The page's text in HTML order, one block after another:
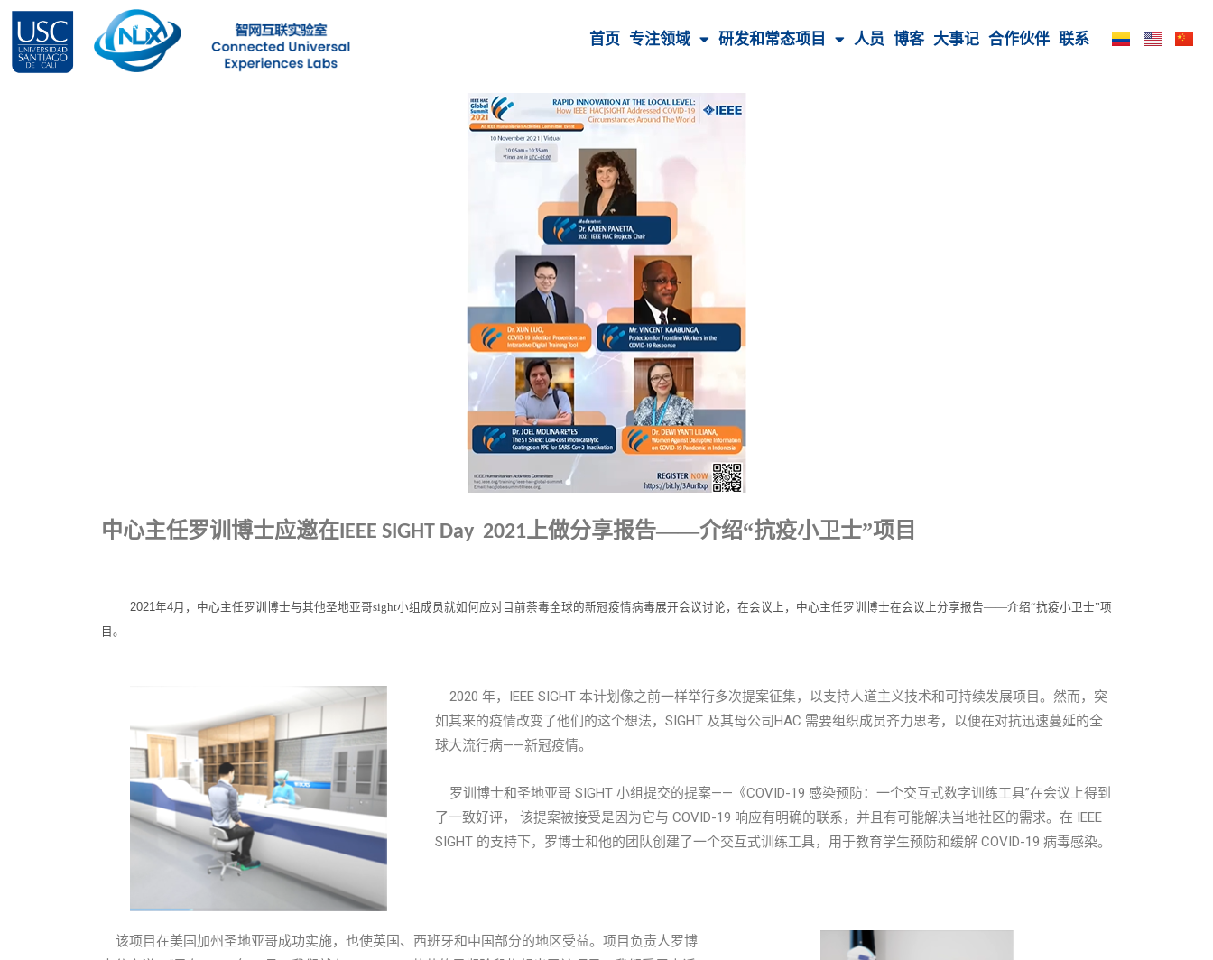
跳
首页 专注领域 研发和常态项目 人员 博客 大事记 合作伙伴 联系
中心主任罗训博士应邀在IEEE SIGHT Day 2021上做分享报告——介绍“抗疫小卫士”项目
2021年4月，中心主任罗训博士与其他圣地亚哥sight小组 成员就如何应对 目前荼毒全球的新冠疫情病毒展开会议讨论，在会议上，中心主任罗训博士在会议上分享报告——介绍“抗疫小卫士”项
目。
2020 年，IEEE SIGHT 本计划像之前一样举行多次提案征集，以支持人道主义技术和可持续发展项目。然而，突
如其来的疫情改变了他们的这个想法，SIGHT 及其母公司HAC 需要组织成员齐力思考，以便在对抗迅速蔓延的全
球大流行病——新冠疫情。
罗训博士和圣地亚哥 SIGHT 小组提交的提案——《COVID-19 感染预防：一个交互式数字训练工具”在会议上得到
了一致好评， 该提案被接受是因为它与 COVID-19 响应有明确的联系，并且有可能解决当地社区的需求。在 IEEE
SIGHT 的支持下，罗博士和他的团队创建了一个交互式训练工具，用于教育学生预防和缓解 COVID-19 病毒感染。
该项目在美国加州圣地亚哥成功实施，也使英国、西班牙和中国部分的地区受益。项目负责人罗博